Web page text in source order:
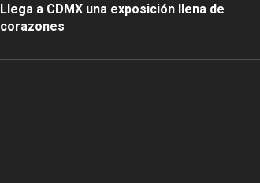
Llega a CDMX una exposición llena de
corazones